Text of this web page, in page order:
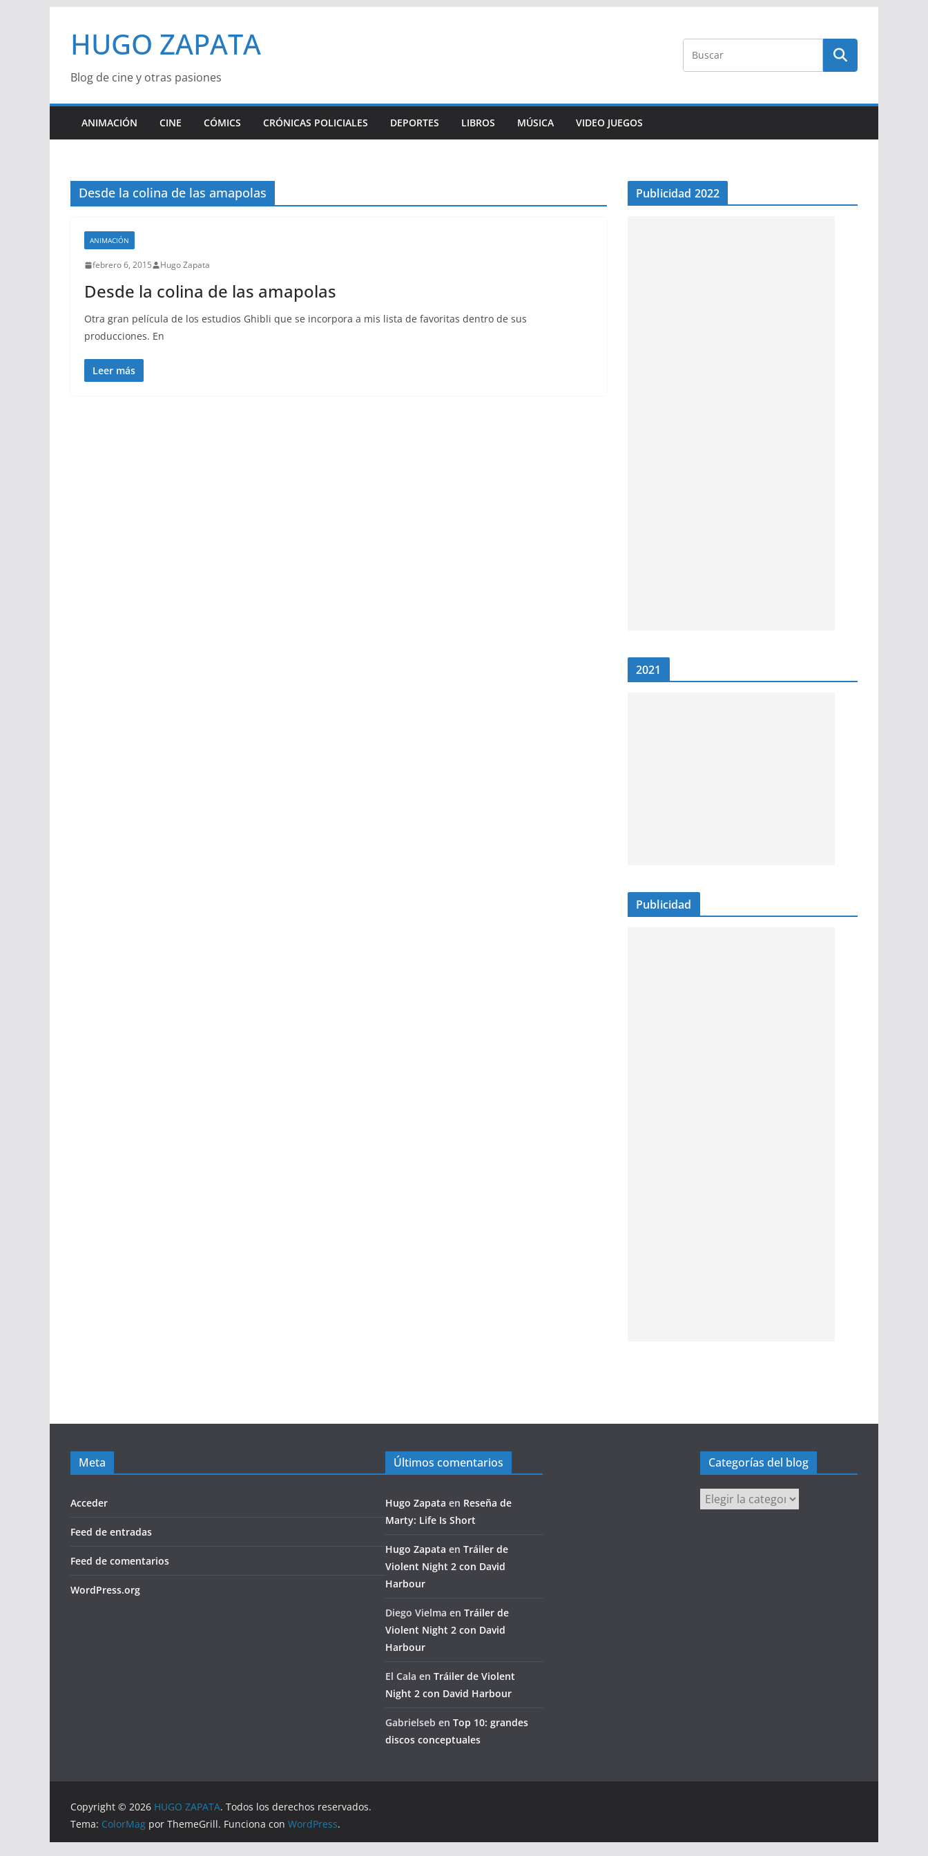
contenido
HUGO ZAPATA
Blog de cine y otras pasiones
ANIMACIÓN CINE CÓMICS CRÓNICAS POLICIALES DEPORTES LIBROS MÚSICA VIDEO JUEGOS
Desde la colina de las amapolas
ANIMACIÓN
febrero 6, 2015 Hugo Zapata
Desde la colina de las amapolas
Otra gran película de los estudios Ghibli que se incorpora a mis lista de favoritas dentro de sus
producciones. En
Leer más
Publicidad 2022
2021
Publicidad
Meta
Acceder
Feed de entradas
Feed de comentarios
WordPress.org
Últimos comentarios
Hugo Zapata en Reseña de
Marty: Life Is Short
Hugo Zapata en Tráiler de
Violent Night 2 con David
Harbour
Diego Vielma en Tráiler de
Violent Night 2 con David
Harbour
El Cala en Tráiler de Violent
Night 2 con David Harbour
Gabrielseb en Top 10: grandes
discos conceptuales
Categorías del blog
Categorías
del
Copyright © 2026 HUGO ZAPATA. Todos los derechos reservados.
Tema: ColorMag por ThemeGrill. Funciona con WordPress.